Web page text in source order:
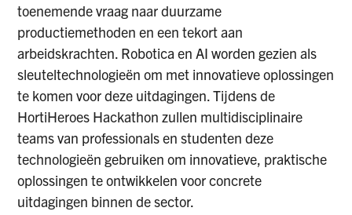
toenemende vraag naar duurzame
productiemethoden en een tekort aan
arbeidskrachten. Robotica en AI worden gezien als
sleuteltechnologieën om met innovatieve oplossingen
te komen voor deze uitdagingen. Tijdens de
HortiHeroes Hackathon zullen multidisciplinaire
teams van professionals en studenten deze
technologieën gebruiken om innovatieve, praktische
oplossingen te ontwikkelen voor concrete
uitdagingen binnen de sector.